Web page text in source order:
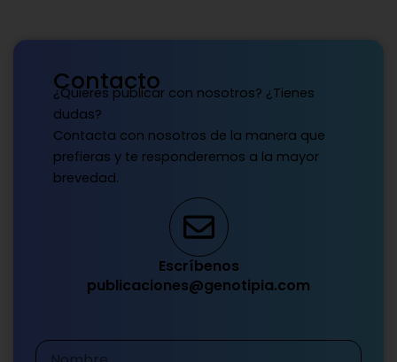
Contacto
¿Quieres publicar con nosotros? ¿Tienes
dudas?
Contacta con nosotros de la manera que
prefieras y te responderemos a la mayor
brevedad.
Escríbenos
publicaciones@genotipia.com
Nombre